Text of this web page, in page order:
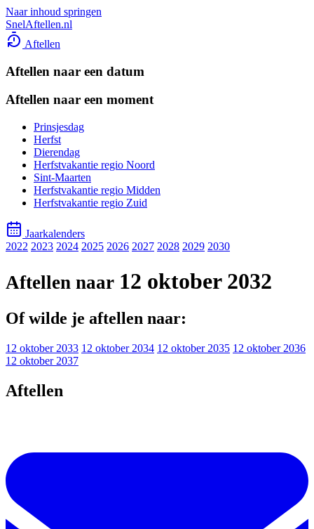
Naar inhoud springen
SnelAftellen.nl
Aftellen
Aftellen naar een datum
Aftellen naar een moment
Prinsjesdag
Herfst
Dierendag
Herfstvakantie regio Noord
Sint-Maarten
Herfstvakantie regio Midden
Herfstvakantie regio Zuid
Jaarkalenders
2022 2023 2024 2025 2026 2027 2028 2029 2030
Aftellen naar 12 oktober 2032
Of wilde je aftellen naar:
12 oktober 2033 12 oktober 2034 12 oktober 2035 12 oktober 2036
12 oktober 2037
Aftellen